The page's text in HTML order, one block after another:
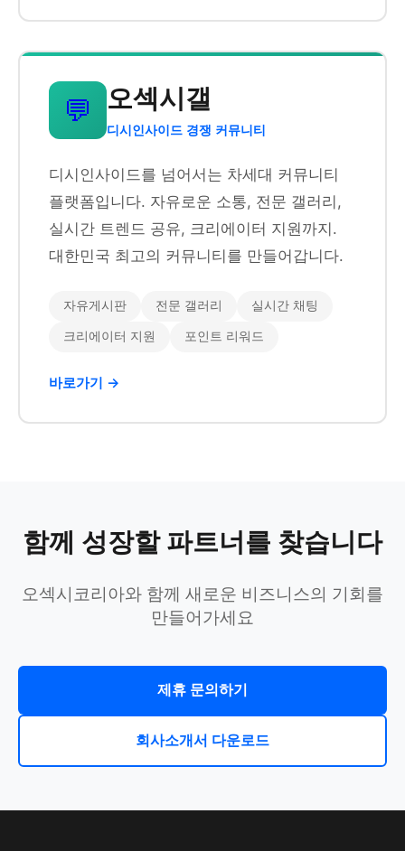
💬 오섹시갤
디시인사이드 경쟁 커뮤니티
디시인사이드를 넘어서는 차세대 커뮤니티
플랫폼입니다. 자유로운 소통, 전문 갤러리,
실시간 트렌드 공유, 크리에이터 지원까지.
대한민국 최고의 커뮤니티를 만들어갑니다.
자유게시판 전문 갤러리 실시간 채팅
크리에이터 지원 포인트 리워드
바로가기 →
함께 성장할 파트너를 찾습니다
오섹시코리아와 함께 새로운 비즈니스의 기회를
만들어가세요
제휴 문의하기
회사소개서 다운로드